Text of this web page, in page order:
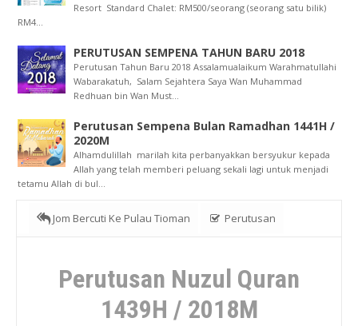
Resort Standard Chalet: RM500/seorang (seorang satu bilik)
RM4...
PERUTUSAN SEMPENA TAHUN BARU 2018
Perutusan Tahun Baru 2018 Assalamualaikum Warahmatullahi
Wabarakatuh, Salam Sejahtera Saya Wan Muhammad
Redhuan bin Wan Must...
Perutusan Sempena Bulan Ramadhan 1441H /
2020M
Alhamdulillah marilah kita perbanyakkan bersyukur kepada
Allah yang telah memberi peluang sekali lagi untuk menjadi
tetamu Allah di bul...
Jom Bercuti Ke Pulau Tioman Perutusan
Perutusan Nuzul Quran
1439H / 2018M